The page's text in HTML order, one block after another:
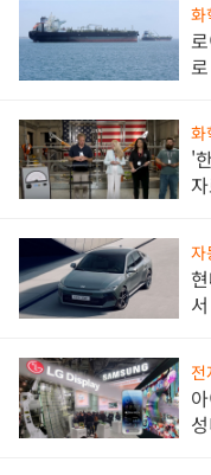
화
화
'
자
전